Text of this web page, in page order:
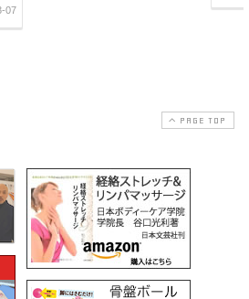
07
PAGE TOP